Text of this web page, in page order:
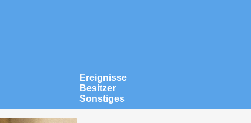
Ereignisse
Besitzer
Sonstiges